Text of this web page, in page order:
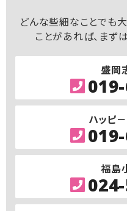
どんな些細なことでも
ことがあれば、まず
盛岡
ハッピ
福島